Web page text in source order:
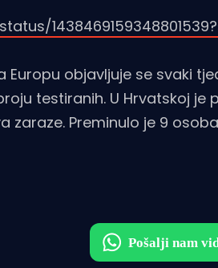
Europu objavljuje se svaki
testiranih. U Hrvatskoj
zaraze. Preminulo je 9